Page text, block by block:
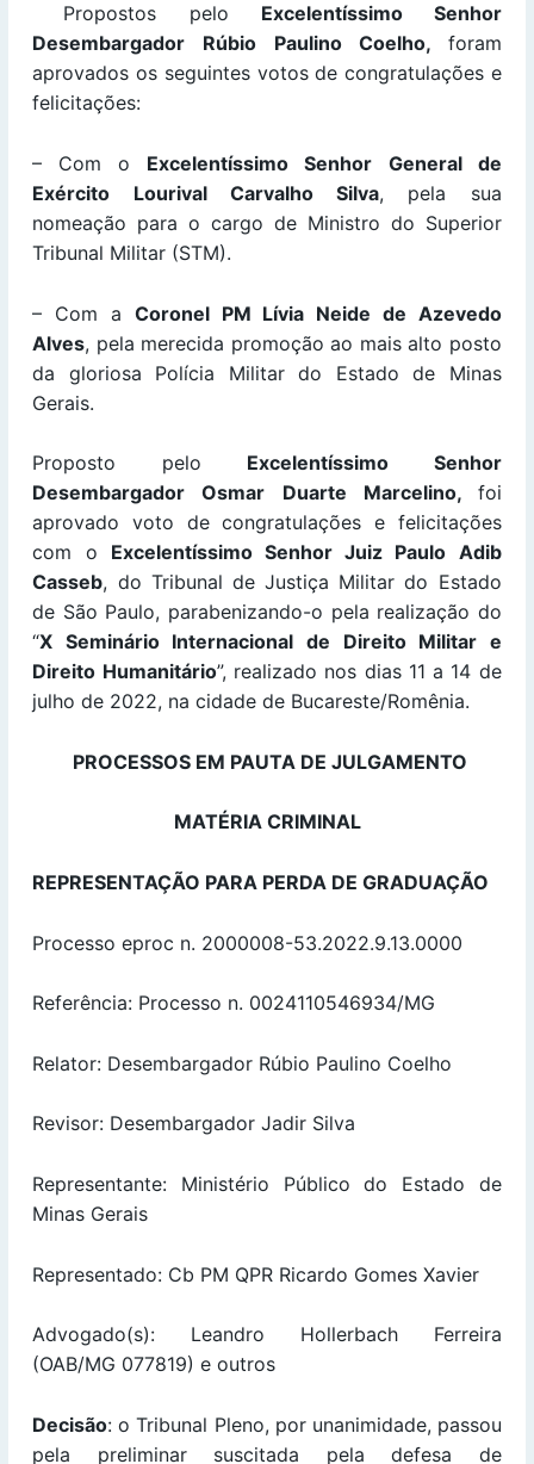
Propostos pelo Excelentíssimo Senhor
Desembargador Rúbio Paulino Coelho, foram
aprovados os seguintes votos de congratulações e
felicitações:
– Com o Excelentíssimo Senhor
General de
Exército Lourival Carvalho Silva, pela sua
nomeação para o cargo de Ministro do Superior
Tribunal Militar (STM).
– Com a Coronel PM Lívia Neide de Azevedo
Alves, pela merecida promoção ao mais alto posto
da gloriosa Polícia Militar do Estado de Minas
Gerais.
Proposto pelo Excelentíssimo Senhor
Desembargador Osmar Duarte Marcelino, foi
aprovado voto de congratulações e felicitações
com o Excelentíssimo Senhor Juiz Paulo Adib
Casseb, do Tribunal de Justiça Militar do Estado
de São Paulo, parabenizando-o pela realização do
“X Seminário Internacional de Direito Militar e
Direito Humanitário”, realizado nos dias 11 a 14 de
julho de 2022, na cidade de Bucareste/Romênia.
PROCESSOS EM PAUTA DE JULGAMENTO
MATÉRIA CRIMINAL
REPRESENTAÇÃO PARA PERDA DE GRADUAÇÃO
Processo eproc n. 2000008-53.2022.9.13.0000
Referência: Processo n. 0024110546934/MG
Relator: Desembargador Rúbio Paulino Coelho
Revisor: Desembargador Jadir Silva
Representante: Ministério Público do Estado de
Minas Gerais
Representado: Cb PM QPR Ricardo Gomes Xavier
Advogado(s): Leandro Hollerbach Ferreira
(OAB/MG 077819) e outros
Decisão: o Tribunal Pleno, por unanimidade, passou
pela preliminar suscitada pela defesa de